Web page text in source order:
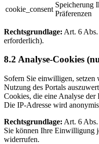
cookie_consent
Speicherung
Präferenzen
Rechtsgrundlage: Art. 6
erforderlich).
8.2 Analyse-Cookies
Sofern Sie einwilligen,
Nutzung des Portals
Cookies, die eine Analyse der
Die IP-Adresse wird
Rechtsgrundlage: Art. 6
Sie können Ihre Einwilligung
widerrufen.